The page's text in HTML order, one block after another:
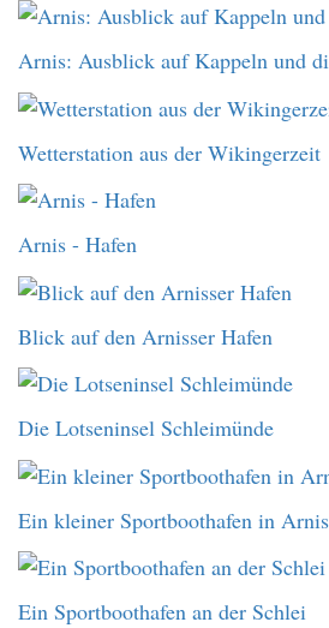
Arnis: Ausblick auf Kappeln und
Wetterstation aus der Wikingerzeit
Arnis - Hafen
Blick auf den Arnisser Hafen
Die Lotseninsel Schleimünde
Ein kleiner Sportboothafen in
Ein Sportboothafen an der Schlei